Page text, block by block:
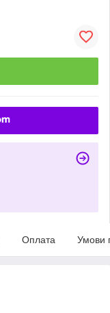
Оплата Умови